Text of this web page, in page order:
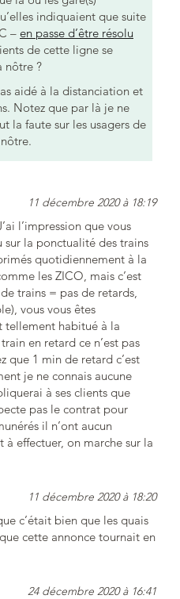
indiquaient que suite
– en passe d’être résolu
de cette ligne se
nôtre ?
aidé à la distanciation et
Notez que par là je ne
la faute sur les usagers de
11 décembre 2020 à 18:19
l’impression que vous
sur la ponctualité des trains
quotidiennement à la
les ZICO, mais c’est
trains = pas de retards,
vous vous êtes
tellement habitué à la
en retard ce n’est pas
que 1 min de retard c’est
je ne connais aucune
à ses clients que
pas le contrat pour
il n’ont aucun
effectuer, on marche sur la
11 décembre 2020 à 18:20
c’était bien que les quais
cette annonce tournait en
24 décembre 2020 à 16:41